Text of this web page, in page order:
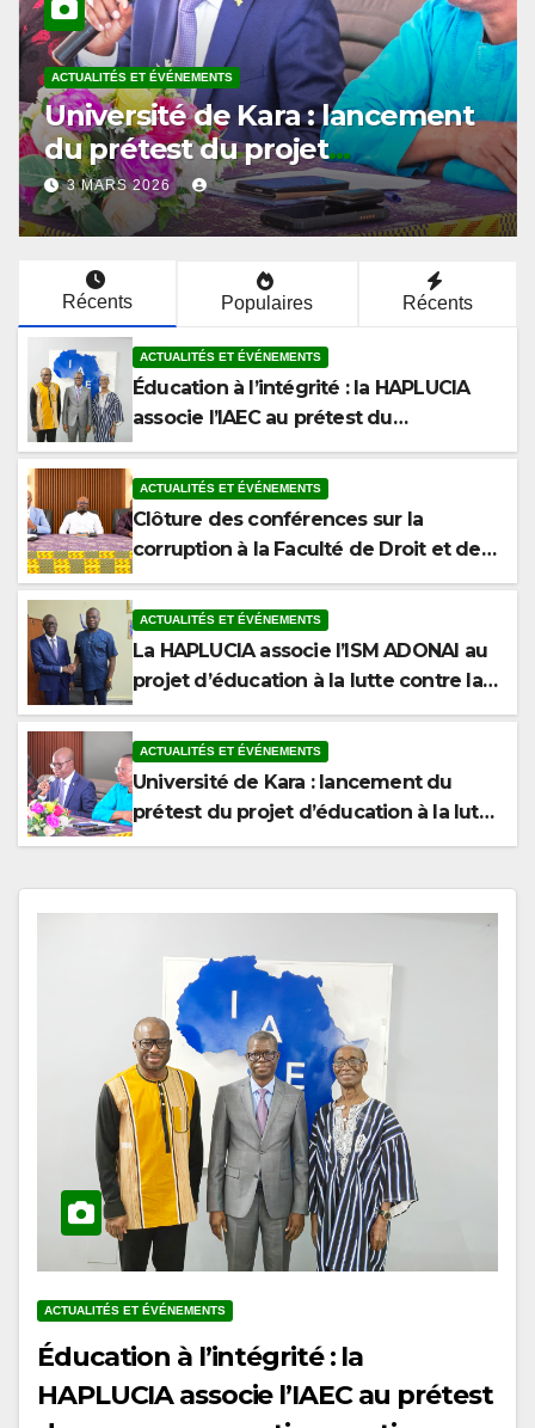
ACTUALITÉS ET ÉVÉNEMENTS
Université de Kara : l’ISPAU
ouvre le cycle de conférences
du prétest sur l’éthique et la
lutte contre la corruption
2 MARS 2026
Récents Populaires Récents
ACTUALITÉS ET ÉVÉNEMENTS
Éducation à l’intégrité : la HAPLUCIA
associe l’IAEC au prétest du
programme anticorruption
ACTUALITÉS ET ÉVÉNEMENTS
Clôture des conférences sur la
corruption à la Faculté de Droit et des
Sciences Politiques de l’Université de
Kara
ACTUALITÉS ET ÉVÉNEMENTS
La HAPLUCIA associe l’ISM ADONAI au
projet d’éducation à la lutte contre la
corruption
ACTUALITÉS ET ÉVÉNEMENTS
Université de Kara : lancement du
prétest du projet d’éducation à la lutte
contre la corruption
Éducation à l’intégrité : la
HAPLUCIA associe l’IAEC au prétest
du programme anticorruption